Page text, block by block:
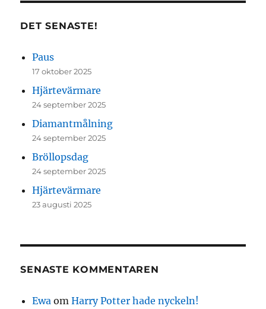
DET SENASTE!
Paus
17 oktober 2025
Hjärtevärmare
24 september 2025
Diamantmålning
24 september 2025
Bröllopsdag
24 september 2025
Hjärtevärmare
23 augusti 2025
SENASTE KOMMENTAREN
Ewa omHarry Potter hade nyckeln!